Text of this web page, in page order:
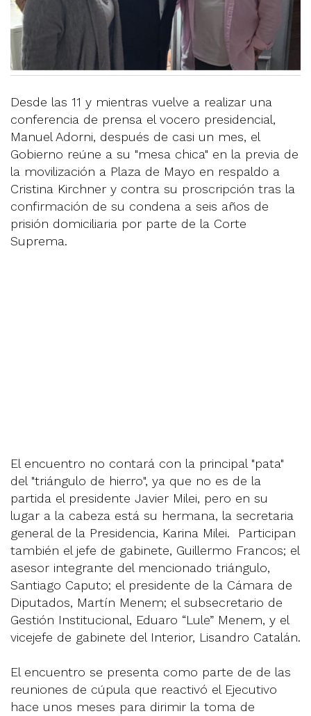
Desde las 11 y mientras vuelve a realizar una
conferencia de prensa el vocero presidencial,
Manuel Adorni, después de casi un mes, el
Gobierno reúne a su "mesa chica" en la previa de
la movilización a Plaza de Mayo en respaldo a
Cristina Kirchner y contra su proscripción tras la
confirmación de su condena a seis años de
prisión domiciliaria por parte de la Corte
Suprema.
El encuentro no contará con la principal "pata"
del "triángulo de hierro", ya que no es de la
partida el presidente Javier Milei, pero en su
lugar a la cabeza está su hermana, la secretaria
general de la Presidencia, Karina Milei. Participan
también el jefe de gabinete, Guillermo Francos; el
asesor integrante del mencionado triángulo,
Santiago Caputo; el presidente de la Cámara de
Diputados, Martín Menem; el subsecretario de
Gestión Institucional, Eduaro “Lule” Menem, y el
vicejefe de gabinete del Interior, Lisandro Catalán.
El encuentro se presenta como parte de de las
reuniones de cúpula que reactivó el Ejecutivo
hace unos meses para dirimir la toma de